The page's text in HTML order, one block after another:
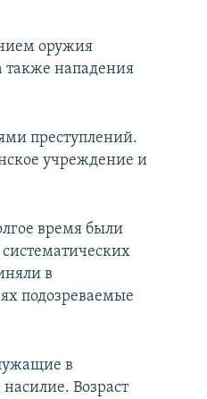
оружия
также нападения
преступлений.
учреждение и
время были
в
подозреваемые
в
Возраст